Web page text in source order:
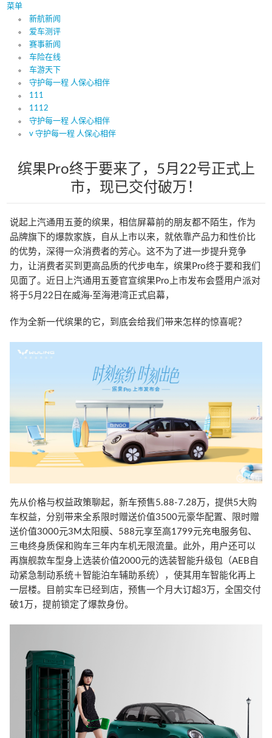
菜单
新航新闻
爱车测评
赛事新闻
车险在线
车游天下
守护每一程 人保心相伴
111
1112
守护每一程 人保心相伴
v 守护每一程 人保心相伴
缤果Pro终于要来了，5月22号正式上
市，现已交付破万！
说起上汽通用五菱的缤果，相信屏幕前的朋友都不陌生，作为
品牌旗下的爆款家族，自从上市以来，就依靠产品力和性价比
的优势，深得一众消费者的芳心。这不为了进一步提升竞争
力，让消费者买到更高品质的代步电车，缤果Pro终于要和我们
见面了。近日上汽通用五菱官宣缤果Pro上市发布会暨用户派对
将于5月22日在威海·至海港湾正式启幕，
作为全新一代缤果的它，到底会给我们带来怎样的惊喜呢？
先从价格与权益政策聊起，新车预售5.88-7.28万，提供5大购
车权益，分别带来全系限时赠送价值3500元豪华配置、限时赠
送价值3000元3M太阳膜、588元享至高1799元充电服务包、
三电终身质保和购车三年内车机无限流量。此外，用户还可以
再旗舰款车型身上选装价值2000元的选装智能升级包（AEB自
动紧急制动系统＋智能泊车辅助系统），使其用车智能化再上
一层楼。目前实车已经到店，预售一个月大订超3万，全国交付
破1万，提前锁定了爆款身份。